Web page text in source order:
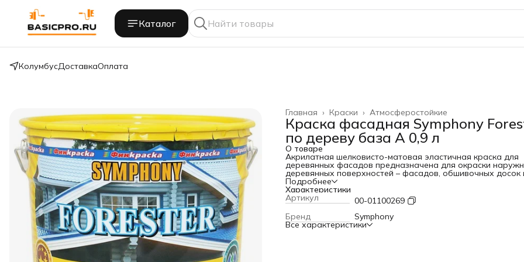
Каталог
КолумбусДоставкаОплата
Атмосферостойкие
Краски ›
Главная ›
Краска фасадная Symphony
по дереву база А 0,9 л
О товаре
Акрилатная шелковисто-матовая эластичная краска для
деревянных фасадов предназначена для окраски
деревянных поверхностей – фасадов, обшивочных досок
Наносится на пиленную, строганную, бревенчатую
неокрашенную деревянную поверхность. Содержит
комплекс антисептиков нового поколения защищающий
древесину от вредоносного воздействия бактерий,
водорослей, грибков, насекомых и т.п. Краска
долговременную защиту деревянной поверхности от
атмосферных воздействий, влаги, УФ-излучения. Краску
Подробнее
Характеристики
Артикул
00-01100269
Бренд
Symphony
Все характеристики